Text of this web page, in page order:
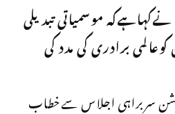
موسمیاتی تبدیلی
برادری کی مدد کی
ایکشن سربراہی اجلاس سےخطاب